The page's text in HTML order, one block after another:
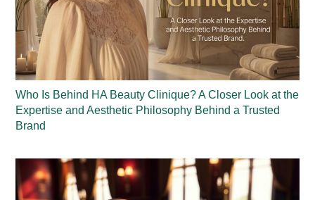
Who Is Behind HA Beauty Clinique? A Closer Look at the
Expertise and Aesthetic Philosophy Behind a Trusted
Brand